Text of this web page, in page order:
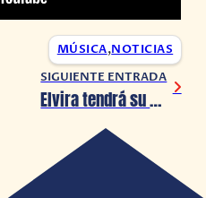
MÚSICA,NOTICIAS
SIGUIENTE ENTRADA
Elvira tendrá su muñeca homenaje de parte de Mattel